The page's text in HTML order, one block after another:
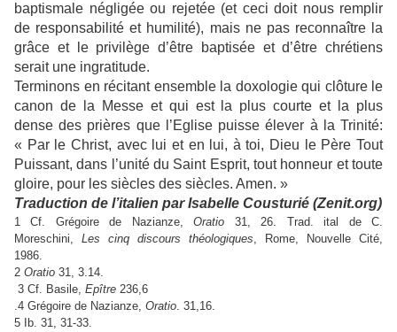
baptismale négligée ou rejetée (et ceci doit nous remplir
de responsabilité et humilité), mais ne pas reconnaître la
grâce et le privilège d’être baptisée et d’être chrétiens
serait une ingratitude.
Terminons en récitant ensemble la doxologie qui clôture le
canon de la Messe et qui est la plus courte et la plus
dense des prières que l’Eglise puisse élever à la Trinité:
« Par le Christ, avec lui et en lui, à toi, Dieu le Père Tout
Puissant, dans l’unité du Saint Esprit, tout honneur et toute
gloire, pour les siècles des siècles. Amen. »
Traduction de l’italien par Isabelle Cousturié (Zenit.org)
1 Cf. Grégoire de Nazianze,Oratio 31, 26. Trad. ital de C.
Moreschini, Les cinq discours théologiques, Rome, Nouvelle Cité,
1986.
2 Oratio 31, 3.14.
3 Cf. Basile, Epître 236,6
.4 Grégoire de Nazianze, Oratio. 31,16.
5 Ib. 31, 31-33.